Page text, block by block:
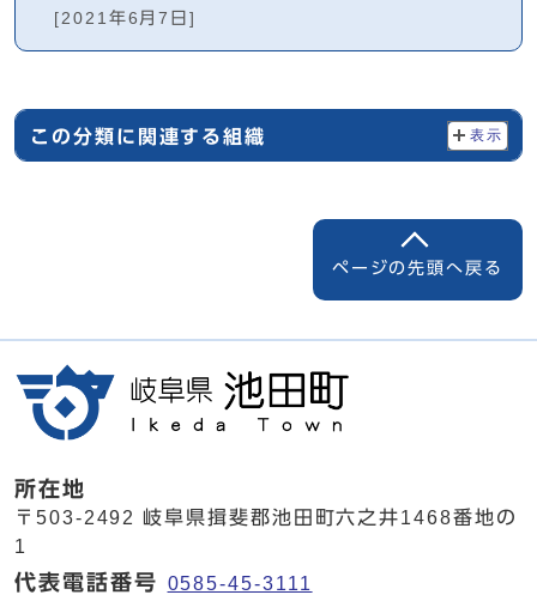
[2021年6月7日]
この分類に関連する組織 表示
ページの先頭へ戻る
所在地
〒503-2492 岐阜県揖斐郡池田町六之井1468番地の
1
代表電話番号 0585-45-3111